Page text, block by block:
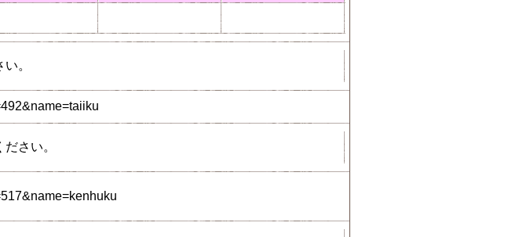
。
さい。